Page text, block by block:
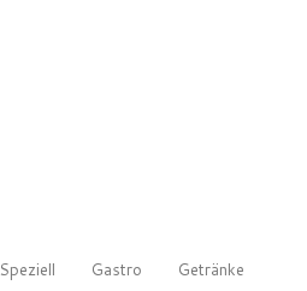
Speziell Gastro Getränke